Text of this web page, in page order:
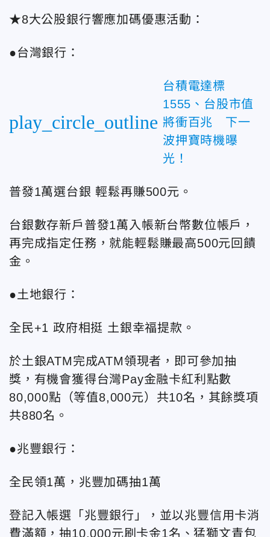
★8大公股銀行響應加碼優惠活動：
●台灣銀行：
play_circle_outline
台積電達標
1555、台股市值
將衝百兆 下一
波押寶時機曝
光！
普發1萬選台銀 輕鬆再賺500元。
台銀數存新戶普發1萬入帳新台幣數位帳戶，
再完成指定任務，就能輕鬆賺最高500元回饋
金。
●土地銀行：
全民+1 政府相挺 土銀幸福提款。
於土銀ATM完成ATM領現者，即可參加抽
獎，有機會獲得台灣Pay金融卡紅利點數
80,000點（等值8,000元）共10名，其餘獎項
共880名。
●兆豐銀行：
全民領1萬，兆豐加碼抽1萬
登記入帳選「兆豐銀行」，並以兆豐信用卡消
費滿額，抽10,000元刷卡金1名、猛獅文青包